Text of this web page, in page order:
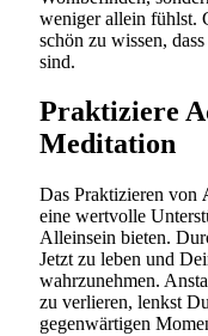
weniger allein fühlst.
schön zu wissen,
sind.
Praktiziere
Meditation
Das Praktizieren von
eine wertvolle
Alleinsein bieten.
Jetzt zu leben und
wahrzunehmen.
zu verlieren, lenkst
gegenwärtigen